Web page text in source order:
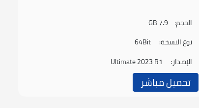
الحجم: 7.9 GB
نوع النسخة:
64Bit
الإصدار:
Ultimate 2023 R1
تحميل مباشر